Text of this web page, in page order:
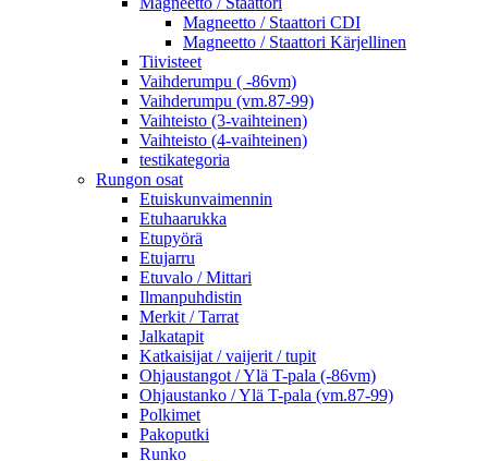
Magneetto / Staattori CDI
Magneetto / Staattori Kärjellinen
Tiivisteet
Vaihderumpu ( -86vm)
Vaihderumpu (vm.87-99)
Vaihteisto (3-vaihteinen)
Vaihteisto (4-vaihteinen)
testikategoria
Rungon osat
Etuiskunvaimennin
Etuhaarukka
Etupyörä
Etujarru
Etuvalo / Mittari
Ilmanpuhdistin
Merkit / Tarrat
Jalkatapit
Katkaisijat / vaijerit / tupit
Ohjaustangot / Ylä T-pala (-86vm)
Ohjaustanko / Ylä T-pala (vm.87-99)
Polkimet
Pakoputki
Runko